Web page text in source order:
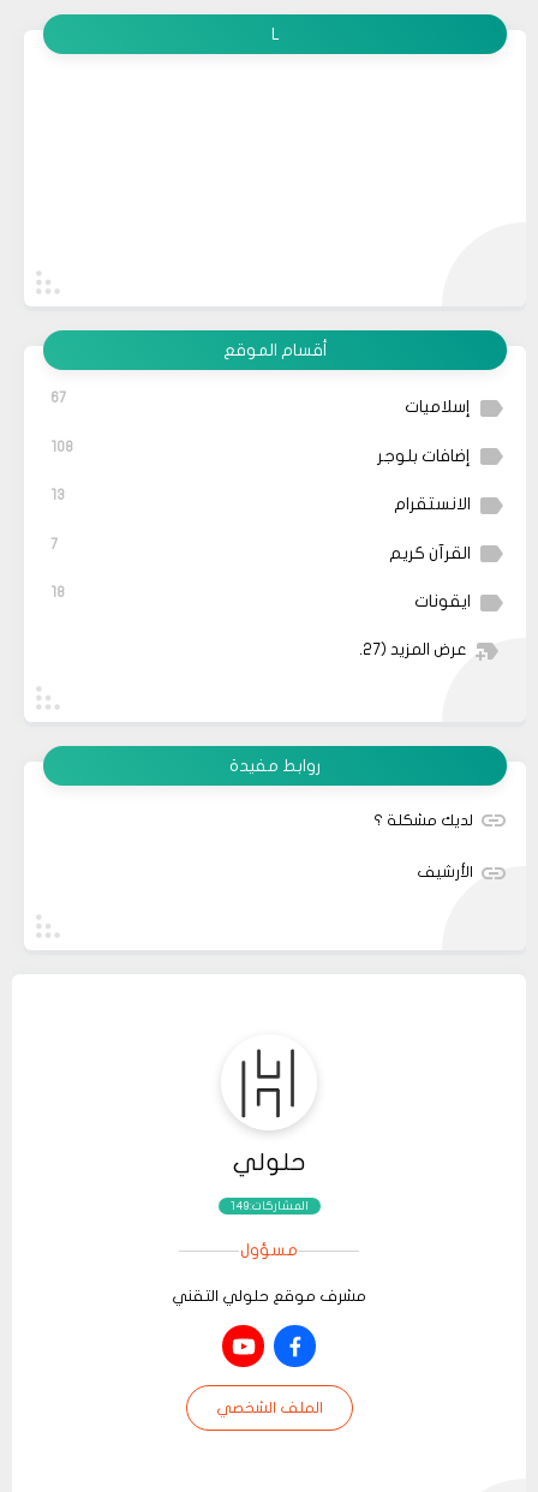
L
أقسام الموقع
إسلاميات 67
إضافات بلوجر 108
الانستقرام 13
القرآن كريم 7
ايقونات 18
عرض المزيد (27)
روابط مفيدة
لديك مشكلة ؟
الأرشيف
حلولي
المشاركات:149
مسؤول
مشرف موقع حلولي التقني
الملف الشخصي